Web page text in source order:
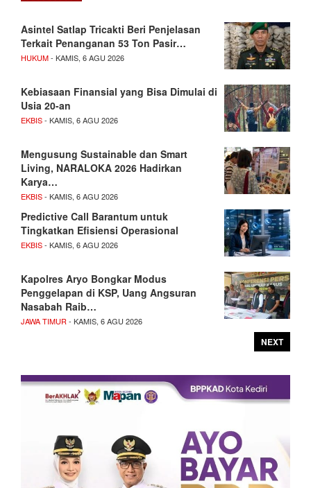
Asintel Satlap Tricakti Beri Penjelasan
Terkait Penanganan 53 Ton Pasir…
HUKUM- KAMIS, 6 AGU 2026
Kebiasaan Finansial yang Bisa Dimulai di
Usia 20-an
EKBIS- KAMIS, 6 AGU 2026
Mengusung Sustainable dan Smart
Living, NARALOKA 2026 Hadirkan
Karya…
EKBIS- KAMIS, 6 AGU 2026
Predictive Call Barantum untuk
Tingkatkan Efisiensi Operasional
EKBIS- KAMIS, 6 AGU 2026
Kapolres Aryo Bongkar Modus
Penggelapan di KSP, Uang Angsuran
Nasabah Raib…
JAWA TIMUR- KAMIS, 6 AGU 2026
NEXT